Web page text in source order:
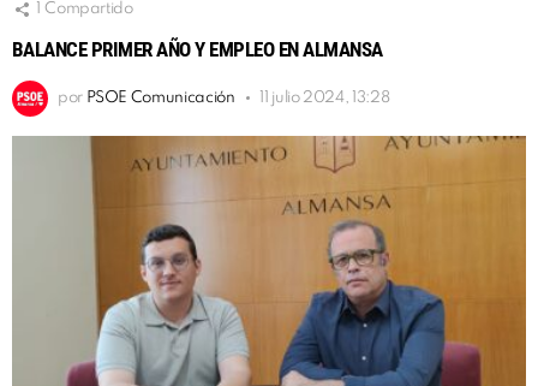
Compartido
BALANCE PRIMER AÑO Y EMPLEO EN ALMANSA
por PSOE Comunicación 11 julio 2024, 13:28